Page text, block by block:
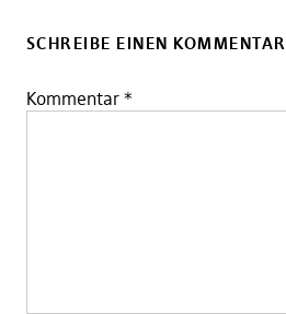
SCHREIBE EINEN KOMMENTAR
Kommentar *